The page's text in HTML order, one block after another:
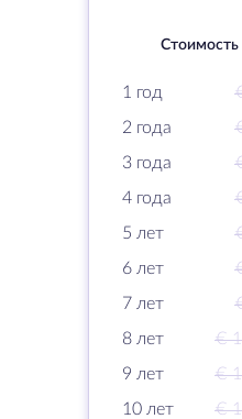
Стоимость
1 год
2 года
3 года
4 года
5 лет
6 лет
7 лет
8 лет
€
9 лет
€
10 лет
€